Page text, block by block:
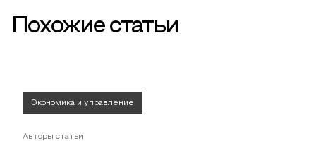
Похожие статьи
Экономика и управление
Авторы статьи